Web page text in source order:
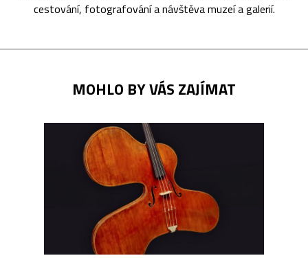
cestování, fotografování a návštěva muzeí a galerií.
MOHLO BY VÁS ZAJÍMAT